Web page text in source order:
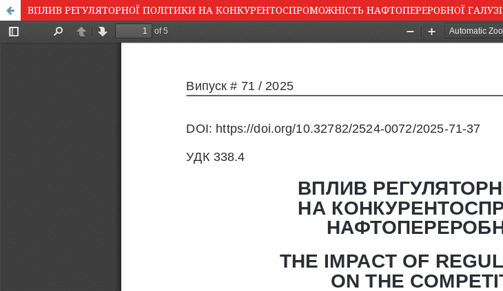
ВПЛИВ РЕГУЛЯТОРНОЇ ПОЛІТИКИ НА КОНКУРЕНТОСПРОМОЖНІСТЬ НАФТОПЕРЕРОБНОЇ ГАЛУЗІ